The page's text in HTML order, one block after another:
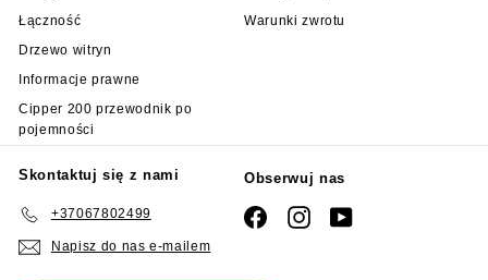
Łączność
Drzewo witryn
Informacje prawne
Cipper 200 przewodnik po
pojemności
Warunki zwrotu
Skontaktuj się z nami
+37067802499
Napisz do nas e-mailem
Obserwuj nas
FacebookInstagramYouTube